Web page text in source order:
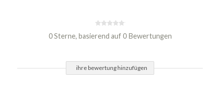
0 Sterne, basierend auf 0 Bewertungen
ihre bewertung hinzufügen